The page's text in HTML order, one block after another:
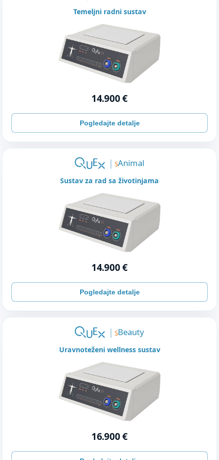
Temeljni radni sustav
14.900 €
Pogledajte detalje
Animal
Sustav za rad sa životinjama
14.900 €
Pogledajte detalje
Beauty
Uravnoteženi wellness sustav
16.900 €